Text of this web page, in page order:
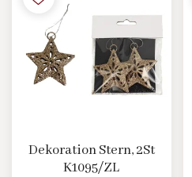
Dekoration Stern, 2St
K1095/ZL